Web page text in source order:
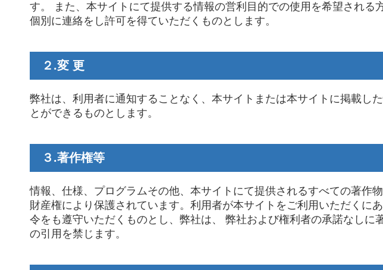
す。 また、本サイトにて提供する情報の営利目的での使用を希望され
個別に連絡をし許可を得ていただくものとします。
２.変 更
弊社は、利用者に通知することなく、本サイトまたは本サイトに掲載し
とができるものとします。
３.著作権等
情報、仕様、プログラムその他、本サイトにて提供されるすべての著作
財産権により保護されています。利用者が本サイトをご利用いただくに
令をも遵守いただくものとし、弊社は、 弊社および権利者の承諾なし
の引用を禁じます。